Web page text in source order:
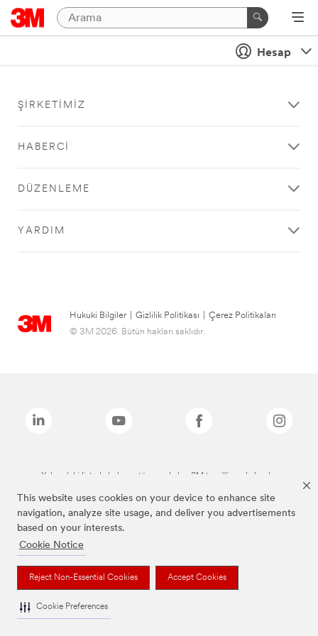
This website uses cookies on your device to enhance site
navigation, analyze site usage, and deliver you advertisements
based on your interests.
Cookie Notice
Reject Non-Essential Cookies Accept Cookies
Cookie Preferences
Hesap
ŞIRKETIMIZ
HABERCI
DÜZENLEME
YARDIM
Hukuki Bilgiler Gizlilik Politikası
Çerez Politikaları
© 3M 2026. Bütün hakları saklıdır.
Yukarıdaki listede bulunan tüm markalar, 3M tescilli markalarıdır.